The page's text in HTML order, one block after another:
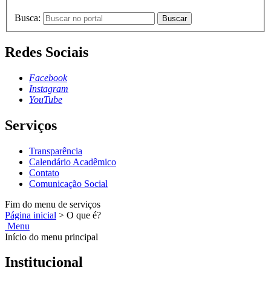
Busca: Buscar
Redes Sociais
Facebook
Instagram
YouTube
Serviços
Transparência
Calendário Acadêmico
Contato
Comunicação Social
Fim do menu de serviços
Página inicial > O que é?
Menu
Início do menu principal
Institucional